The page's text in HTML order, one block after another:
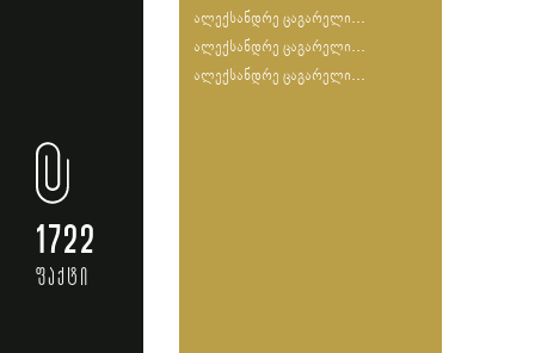
1722
ფაქტი
ალექსანდრე ცაგარელი...
ალექსანდრე ცაგარელი...
ალექსანდრე ცაგარელი...